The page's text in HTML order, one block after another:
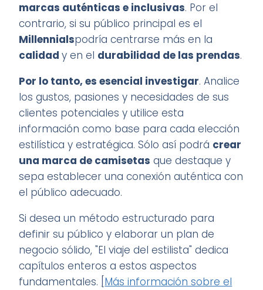
marcas auténticas e inclusivas. Por el
contrario, si su público principal es el
Millennialspodría centrarse más en la
calidady en el durabilidad de las prendas.
Por lo tanto, es esencial investigar. Analice
los gustos, pasiones y necesidades de sus
clientes potenciales y utilice esta
información como base para cada elección
estilística y estratégica. Sólo así podrá crear
una marca de camisetas que destaque y
sepa establecer una conexión auténtica con
el público adecuado.
Si desea un método estructurado para
definir su público y elaborar un plan de
negocio sólido, "El viaje del estilista" dedica
capítulos enteros a estos aspectos
fundamentales. Más información sobre el